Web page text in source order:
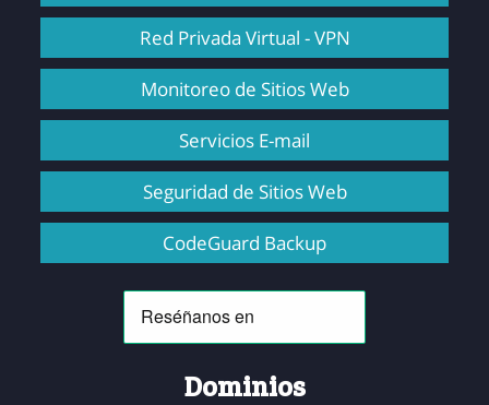
Red Privada Virtual - VPN
Monitoreo de Sitios Web
Servicios E-mail
Seguridad de Sitios Web
CodeGuard Backup
Dominios